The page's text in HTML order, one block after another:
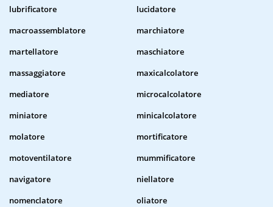
lubrificatore
lucidatore
macroassemblatore
marchiatore
martellatore
maschiatore
massaggiatore
maxicalcolatore
mediatore
microcalcolatore
miniatore
minicalcolatore
molatore
mortificatore
motoventilatore
mummificatore
navigatore
niellatore
nomenclatore
oliatore